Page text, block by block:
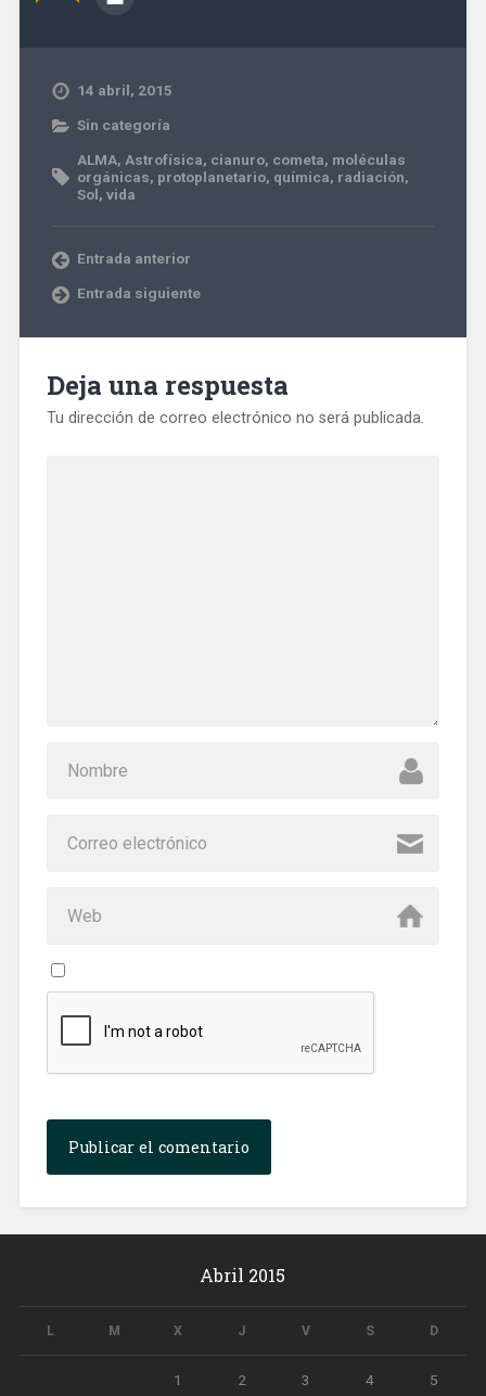
14 abril, 2015
Sin categoría
ALMA, Astrofísica, cianuro, cometa, moléculas
orgánicas, protoplanetario, química, radiación,
Sol, vida
Entrada anterior
Entrada siguiente
Deja una respuesta
Tu dirección de correo electrónico no será publicada.
Abril 2015
L M X J V S D
1 2 3 4 5